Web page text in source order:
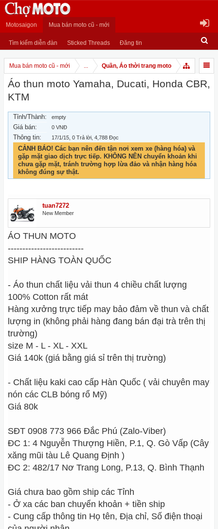
Motosaigon Mua bán moto cũ - mới
Tìm kiếm diễn đàn Sticked Threads Đăng tin
Mua bán moto cũ - mới ... Quần, Áo thời trang moto
Áo thun moto Yamaha, Ducati, Honda CBR,
KTM
Tỉnh/Thành: empty
Giá bán: 0 VNĐ
Thông tin: 17/1/15 , 0 Trả lời, 4,788 Đọc
CẢNH BÁO! Các bạn nên đến tận nơi xem xe (hàng hóa) và
gặp mặt giao dịch trực tiếp. KHÔNG NÊN chuyển khoản khi
chưa gặp mặt, tránh trường hợp lừa đảo và nhận hàng hóa
không đúng sự thật.
tuan7272
New Member
ÁO THUN MOTO
--------------------------
SHIP HÀNG TOÀN QUỐC
- Áo thun chất liệu vải thun 4 chiều chất lượng
100% Cotton rất mát
Hàng xưởng trực tiếp may bảo đảm về thun và chất
lượng in (không phải hàng đang bán đại trà trên thị
trường)
size M - L - XL - XXL
Giá 140k (giá bằng giá sỉ trên thị trường)
- Chất liệu kaki cao cấp Hàn Quốc ( vải chuyên may
nón các CLB bóng rổ Mỹ)
Giá 80k
SĐT 0908 773 966 Đắc Phú (Zalo-Viber)
ĐC 1: 4 Nguyễn Thượng Hiền, P.1, Q. Gò Vấp (Cây
xăng mũi tàu Lê Quang Định )
ĐC 2: 482/17 Nơ Trang Long, P.13, Q. Bình Thạnh
Giá chưa bao gồm ship các Tỉnh
- Ở xa các ban chuyển khoản + tiền ship
- Cung cấp thông tin Họ tên, Địa chỉ, Số điện thoại